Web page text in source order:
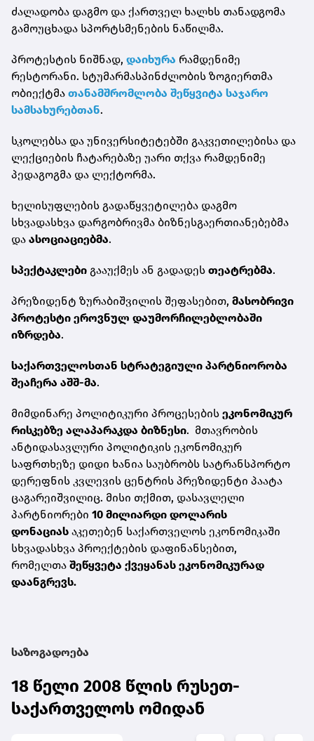
ძალადობა დაგმო და ქართველ ხალხს თანადგომა
გამოუცხადა სპორტსმენების ნაწილმა.
პროტესტის ნიშნად, დაიხურა რამდენიმე
რესტორანი. სტუმარმასპინძლობის ზოგიერთმა
ობიექტმა თანამშრომლობა შეწყვიტა საჯარო
სამსახურებთან.
სკოლებსა და უნივერსიტეტებში გაკვეთილებისა და
ლექციების ჩატარებაზე უარი თქვა რამდენიმე
პედაგოგმა და ლექტორმა.
ხელისუფლების გადაწყვეტილება დაგმო
სხვადასხვა დარგობრივმა ბიზნესგაერთიანებებმა
და ასოციაციებმა.
სპექტაკლები გააუქმეს ან გადადეს თეატრებმა.
პრეზიდენტ ზურაბიშვილის შეფასებით, მასობრივი
პროტესტი ეროვნულ დაუმორჩილებლობაში
იზრდება.
საქართველოსთან სტრატეგიული პარტნიორობა
შეაჩერა აშშ-მა.
მიმდინარე პოლიტიკური პროცესების ეკონომიკურ
რისკებზე ალაპარაკდა ბიზნესი. მთავრობის
ანტიდასავლური პოლიტიკის ეკონომიკურ
საფრთხეზე დიდი ხანია საუბრობს სატრანსპორტო
დერეფნის კვლევის ცენტრის პრეზიდენტი პაატა
ცაგარეიშვილიც. მისი თქმით, დასავლელი
პარტნიორები 10 მილიარდი დოლარის
დონაციას აკეთებენ საქართველოს ეკონომიკაში
სხვადასხვა პროექტების დაფინანსებით,
რომელთა შეწყვეტა ქვეყანას ეკონომიკურად
დაანგრევს.
საზოგადოება
18 წელი 2008 წლის რუსეთ-
საქართველოს ომიდან